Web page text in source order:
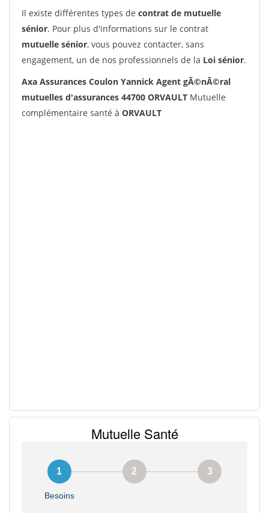
Il existe différentes types de contrat de mutuelle
sénior. Pour plus d'informations sur le contrat
mutuelle sénior, vous pouvez contacter, sans
engagement, un de nos professionnels de la Loi sénior.
Axa Assurances Coulon Yannick Agent gÃ©nÃ©ral
mutuelles d'assurances 44700 ORVAULT Mutuelle
complémentaire santé à ORVAULT